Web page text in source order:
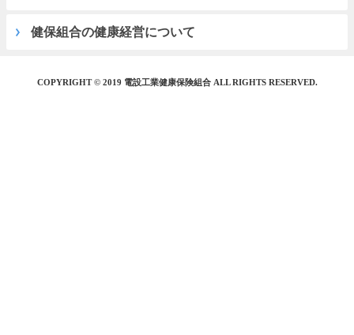
健保組合の健康経営について
COPYRIGHT © 2019 電設工業健康保険組合 ALL RIGHTS RESERVED.